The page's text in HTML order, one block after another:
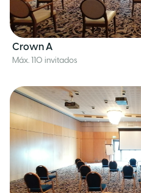
Crown A
Máx. 110 invitados